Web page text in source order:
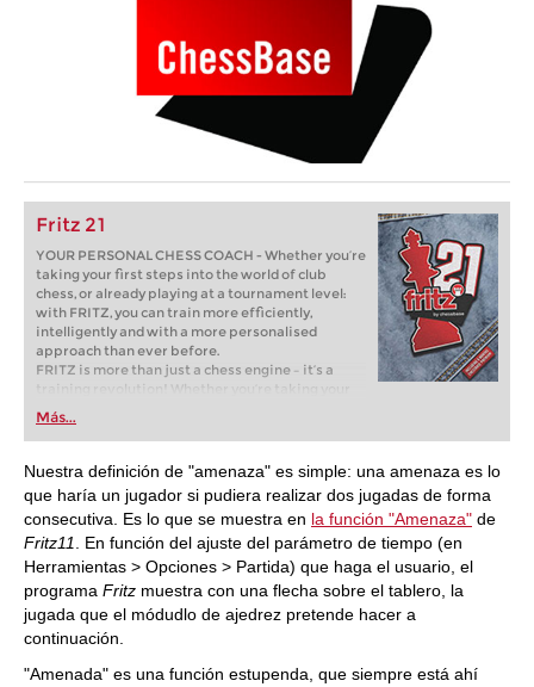
Fritz 21
YOUR PERSONAL CHESS COACH - Whether you’re
taking your first steps into the world of club
chess, or already playing at a tournament level:
with FRITZ, you can train more efficiently,
intelligently and with a more personalised
approach than ever before.
FRITZ is more than just a chess engine – it’s a
training revolution! Whether you’re taking your
first steps into the world of club chess, or already
playing at a tournament level: with FRITZ, you can
train more efficiently, intelligently and with a
more personalised approach than ever before.
Más...
Nuestra definición de "amenaza" es simple: una amenaza es lo
que haría un jugador si pudiera realizar dos jugadas de forma
consecutiva. Es lo que se muestra en la función "Amenaza" de
Fritz11
. En función del ajuste del parámetro de tiempo (en
Herramientas > Opciones > Partida) que haga el usuario, el
programa Fritz muestra con una flecha sobre el tablero, la
jugada que el módudlo de ajedrez pretende hacer a
continuación.
"Amenada" es una función estupenda, que siempre está ahí